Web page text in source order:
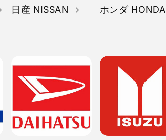
日産 NISSAN ホンダ HONDA